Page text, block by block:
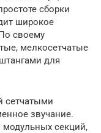
сборки
широкое
своему
мелкосетчатые
для
сетчатыми
звучание.
модульных секций,